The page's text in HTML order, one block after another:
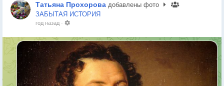
Татьяна Прохорова добавлены фото
ЗАБЫТАЯ ИСТОРИЯ
год назад -